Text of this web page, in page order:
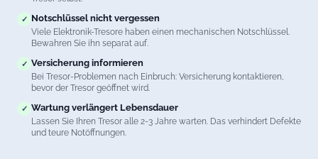
✓ Notschlüssel nicht vergessen
Viele Elektronik-Tresore haben einen mechanischen Notschlüssel.
Bewahren Sie ihn separat auf.
✓ Versicherung informieren
Bei Tresor-Problemen nach Einbruch: Versicherung kontaktieren,
bevor der Tresor geöffnet wird.
✓ Wartung verlängert Lebensdauer
Lassen Sie Ihren Tresor alle 2-3 Jahre warten. Das verhindert Defekte
und teure Notöffnungen.